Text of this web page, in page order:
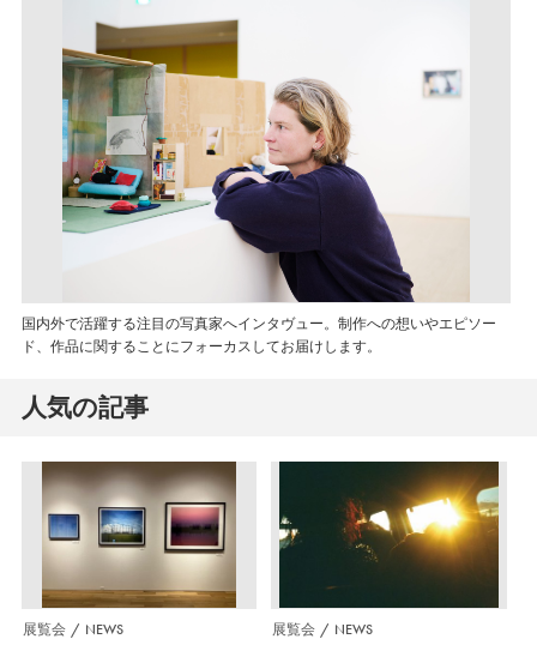
国内外で活躍する注目の写真家へインタヴュー。制作への想いやエピソー
ド、作品に関することにフォーカスしてお届けします。
人気の記事
展覧会 NEWS 展覧会 NEWS